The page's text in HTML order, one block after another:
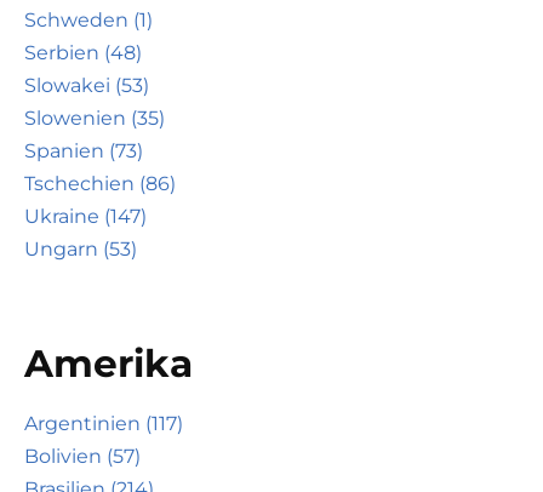
Schweden (1)
Serbien (48)
Slowakei (53)
Slowenien (35)
Spanien (73)
Tschechien (86)
Ukraine (147)
Ungarn (53)
Amerika
Argentinien (117)
Bolivien (57)